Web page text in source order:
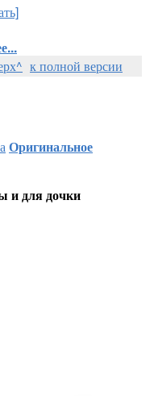
к полной версии
Оригинальное
и для дочки